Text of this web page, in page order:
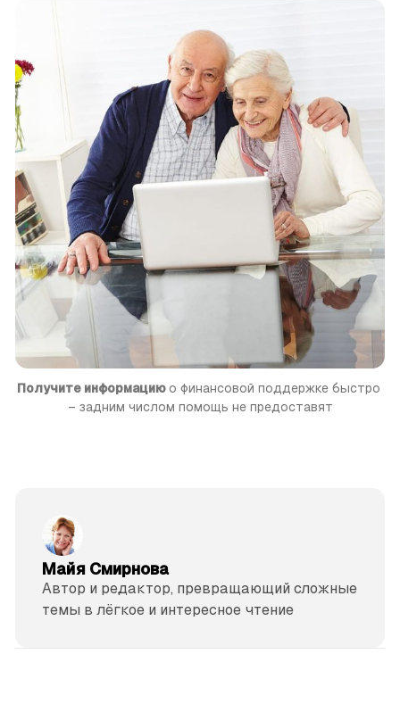
Получите информацию о финансовой поддержке быстро
– задним числом помощь не предоставят
Майя Смирнова
Автор и редактор, превращающий сложные
темы в лёгкое и интересное чтение